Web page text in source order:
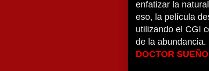
enfatizar la
eso, la película
utilizando el CGI
de la
DOCTOR SUEÑO